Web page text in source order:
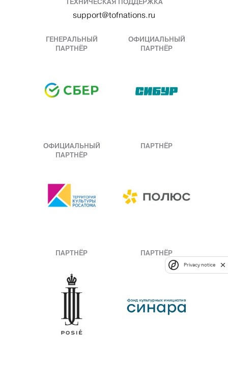
support@tofnations.ru
ГЕНЕРАЛЬНЫЙ
ПАРТНЁР
ОФИЦИАЛЬНЫЙ
ПАРТНЁР
ОФИЦИАЛЬНЫЙ
ПАРТНЁР
ПАРТНЁР
ПАРТНЁР ПАРТНЁР
Privacy notice